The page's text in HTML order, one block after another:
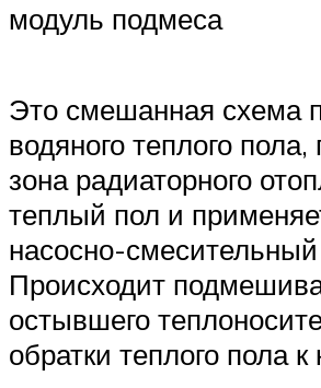
модуль подмеса
Это смешанная схема
водяного теплого пола,
зона радиаторного
теплый пол и
насосно-смесительный
Происходит
остывшего
обратки теплого пола к